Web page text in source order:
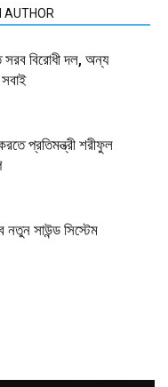
AUTHOR
সরব বিরোধী দল, অন্য
প্রতিমন্ত্রী শরীফুল
সাউন্ড সিস্টেম